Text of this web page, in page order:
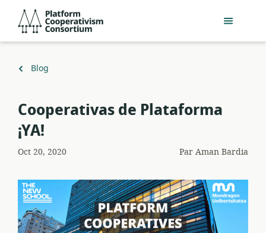
Passer
contenu
Consortium
Retour
Blog
Cooperativas de Plataforma
¡YA!
Oct 20, 2020 ParAman Bardia